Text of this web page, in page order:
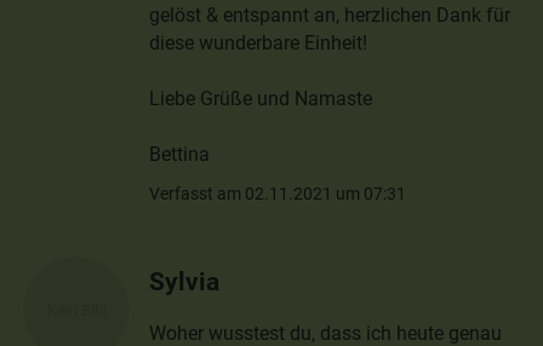
gelöst & entspannt an, herzlichen Dank für
diese wunderbare Einheit!
Liebe Grüße und Namaste
Bettina
Verfasst am 02.11.2021 um 07:31
Sylvia
Woher wusstest du, dass ich heute genau